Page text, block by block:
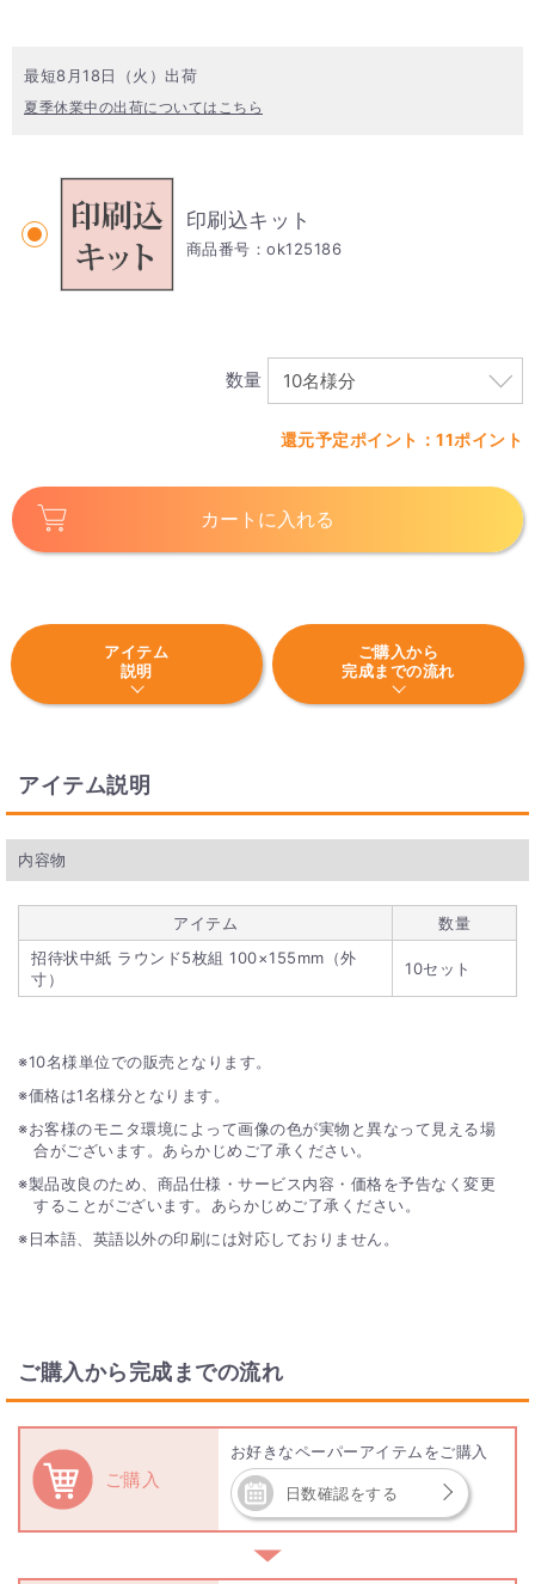
最短8月18日（火）出荷
夏季休業中の出荷についてはこちら
印刷込キット
商品番号：ok125186
数量
還元予定ポイント：11ポイント
カートに入れる
アイテム
説明
ご購入から
完成までの流れ
アイテム説明
内容物
アイテム
数量
招待状中紙 ラウンド5枚組 100×155mm（外
寸）
10セット
10名様単位での販売となります。
価格は1名様分となります。
お客様のモニタ環境によって画像の色が実物と異なって見える場
合がございます。あらかじめご了承ください。
製品改良のため、商品仕様・サービス内容・価格を予告なく変更
することがございます。あらかじめご了承ください。
日本語、英語以外の印刷には対応しておりません。
ご購入から完成までの流れ
ご購入
お好きなペーパーアイテムをご購入
日数確認をする
▼